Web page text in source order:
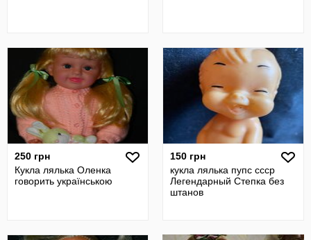
250 грн
Кукла лялька Оленка
говорить українською
150 грн
кукла лялька пупс ссср
Легендарный Степка без
штанов